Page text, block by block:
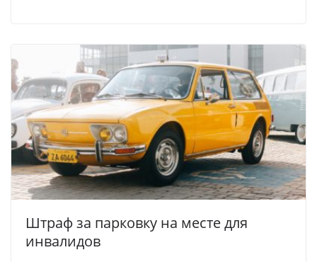
Штраф за парковку на месте для
инвалидов